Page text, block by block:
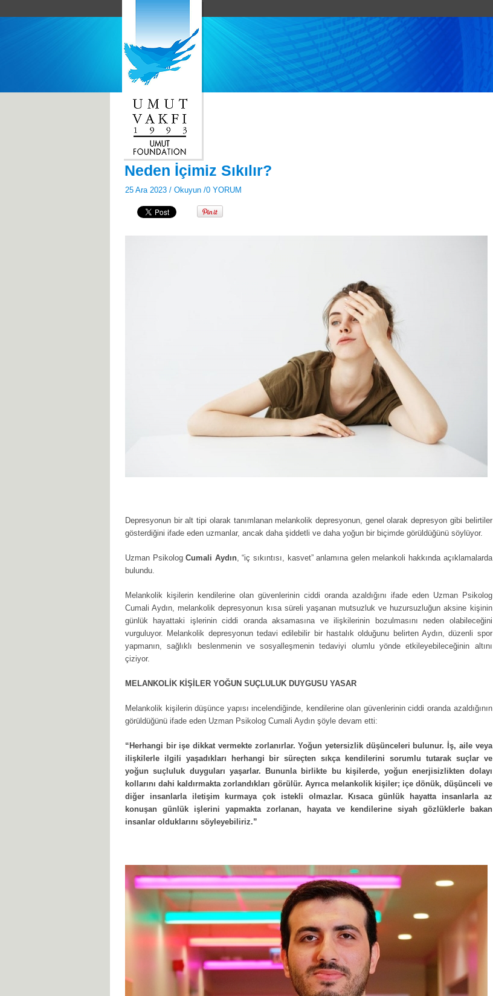
Neden İçimiz Sıkılır?
25 Ara 2023 / Okuyun /0 YORUM
Depresyonun bir alt tipi olarak tanımlanan melankolik depresyonun, genel olarak depresyon gibi belirtiler
gösterdiğini ifade eden uzmanlar, ancak daha şiddetli ve daha yoğun bir biçimde görüldüğünü söylüyor.
Uzman PsikologCumali Aydın, “iç sıkıntısı, kasvet” anlamına gelen melankoli hakkında açıklamalarda
bulundu.
Melankolik kişilerin kendilerine olan güvenlerinin ciddi oranda azaldığını ifade eden Uzman Psikolog
Cumali Aydın, melankolik depresyonun kısa süreli yaşanan mutsuzluk ve huzursuzluğun aksine kişinin
günlük hayattaki işlerinin ciddi oranda aksamasına ve ilişkilerinin bozulmasını neden olabileceğini
vurguluyor. Melankolik depresyonun tedavi edilebilir bir hastalık olduğunu belirten Aydın, düzenli spor
yapmanın, sağlıklı beslenmenin ve sosyalleşmenin tedaviyi olumlu yönde etkileyebileceğinin altını
çiziyor.
MELANKOLİK KİŞİLER YOĞUN SUÇLULUK DUYGUSU YASAR
Melankolik kişilerin düşünce yapısı incelendiğinde, kendilerine olan güvenlerinin ciddi oranda azaldığının
görüldüğünü ifade eden Uzman Psikolog Cumali Aydın şöyle devam etti:
“Herhangi bir işe dikkat vermekte zorlanırlar. Yoğun yetersizlik düşünceleri bulunur. İş, aile veya
ilişkilerle ilgili yaşadıkları herhangi bir süreçten sıkça kendilerini sorumlu tutarak suçlar ve
yoğun suçluluk duyguları yaşarlar. Bununla birlikte bu kişilerde, yoğun enerjisizlikten dolayı
kollarını dahi kaldırmakta zorlandıkları görülür. Ayrıca melankolik kişiler; içe dönük, düşünceli ve
diğer insanlarla iletişim kurmaya çok istekli olmazlar. Kısaca günlük hayatta insanlarla az
konuşan günlük işlerini yapmakta zorlanan, hayata ve kendilerine siyah gözlüklerle bakan
insanlar olduklarını söyleyebiliriz.”